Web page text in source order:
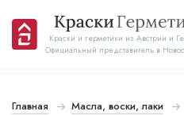
Краски и герметики из Австрии и
Официальный представитель в
Главная Масла, воски, лаки